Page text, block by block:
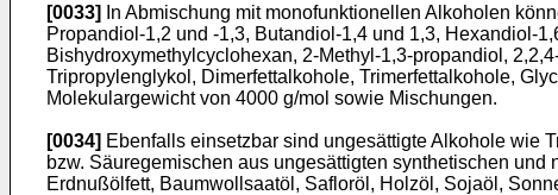
[0033]
In Abmischung mit monofunktionellen Alkoholen
Propandiol-1,2 und -1,3, Butandiol-1,4 und 1,3, Hexandiol-
Bishydroxymethylcyclohexan, 2-Methyl-1,3-propandiol,
Tripropylenglykol, Dimerfettalkohole, Trimerfettalkohole,
Molekulargewicht von 4000 g/mol sowie Mischungen.
[0034] Ebenfalls einsetzbar sind ungesättigte Alkohole wie
bzw. Säuregemischen aus ungesättigten synthetischen
Erdnußölfett, Baumwollsaatöl, Safloröl, Holzöl, Sojaöl,